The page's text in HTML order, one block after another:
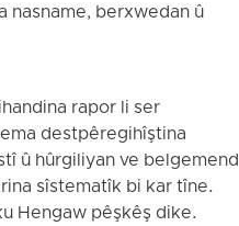
nasname, berxwedan û
rapor li ser
destpêregihîştina
û hûrgiliyan ve belgemend
sîstematîk bi kar tîne.
Hengaw pêşkêş dike.